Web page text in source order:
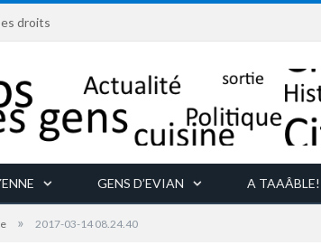
droits
GENS D’EVIAN A TAAÂBLE!
» 2017-03-14 08.24.40